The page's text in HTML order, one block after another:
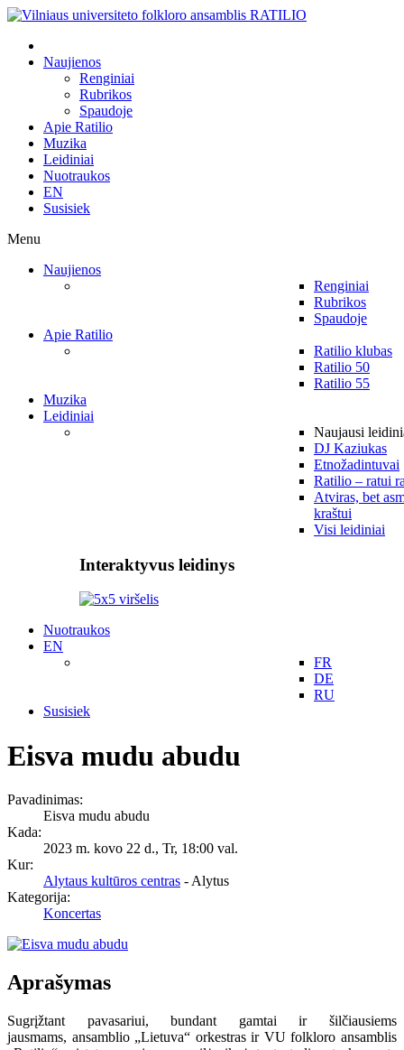
Naujienos
Renginiai
Rubrikos
Spaudoje
Apie Ratilio
Muzika
Leidiniai
Nuotraukos
EN
Susisiek
Menu
Naujienos
Renginiai
Rubrikos
Spaudoje
Apie Ratilio
Ratilio klubas
Ratilio 50
Ratilio 55
Muzika
Leidiniai
Naujausi
DJ Kaziukas
Etnožadintuvai
Ratilio – ratui
Atviras, bet
kraštui
Visi leidiniai
Interaktyvus leidinys
Nuotraukos
EN
FR
DE
RU
Susisiek
Eisva mudu abudu
Pavadinimas:
Eisva mudu abudu
Kada:
2023 m. kovo 22 d., Tr, 18:00 val.
Kur:
Alytaus kultūros centras - Alytus
Kategorija:
Koncertas
Aprašymas
Sugrįžtant pavasariui, bundant gamtai ir šilčiausiems
jausmams, ansamblio „Lietuva“ orkestras ir VU folkloro ansamblis